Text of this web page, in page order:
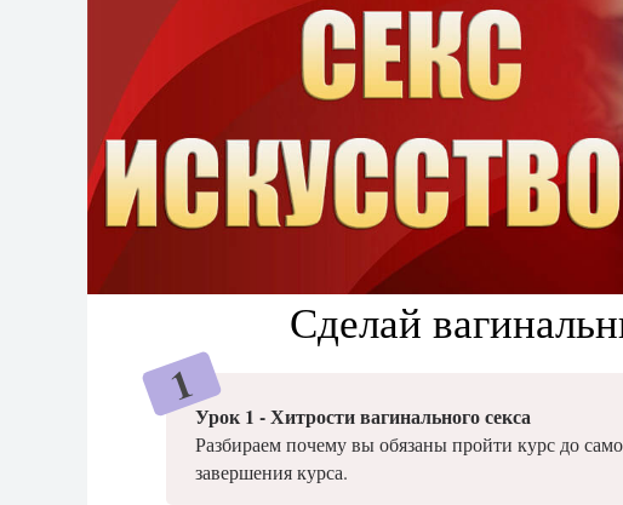
Сделай
Урок 1 - Хитрости вагинального секса
Разбираем почему вы обязаны пройти курс до
завершения курса.